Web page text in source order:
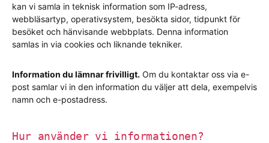
kan vi samla in teknisk information som IP-adress,
webbläsartyp, operativsystem, besökta sidor, tidpunkt för
besöket och hänvisande webbplats. Denna information
samlas in via cookies och liknande tekniker.
Information du lämnar frivilligt. Om du kontaktar oss via e-
post samlar vi in den information du väljer att dela, exempelvis
namn och e-postadress.
Hur använder vi informationen?